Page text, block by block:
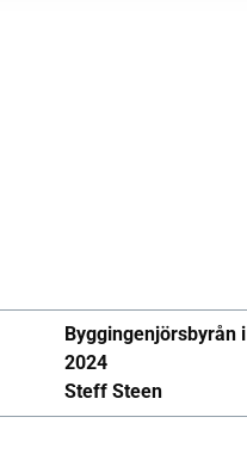
Byggingenjörsbyrån
2024
Steff Steen